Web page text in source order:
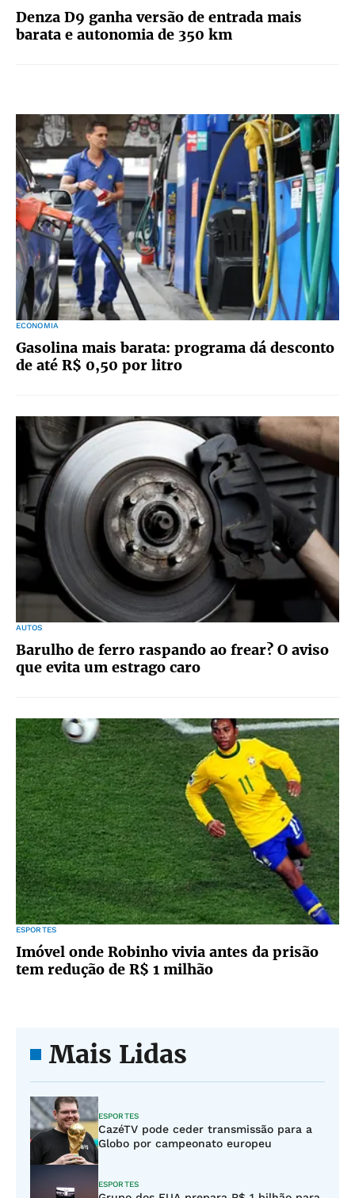
Denza D9 ganha versão de entrada mais
barata e autonomia de 350 km
ECONOMIA
Gasolina mais barata: programa dá desconto
de até R$ 0,50 por litro
AUTOS
Barulho de ferro raspando ao frear? O aviso
que evita um estrago caro
ESPORTES
Imóvel onde Robinho vivia antes da prisão
tem redução de R$ 1 milhão
Mais Lidas
ESPORTES
CazéTV pode ceder transmissão para a
Globo por campeonato europeu
ESPORTES